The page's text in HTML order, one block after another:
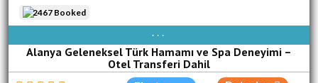
AVAIBLE EVERY DAY
Alanya Geleneksel Türk Hamamı ve Spa Deneyimi –
Otel Transferi Dahil
2467 Booked